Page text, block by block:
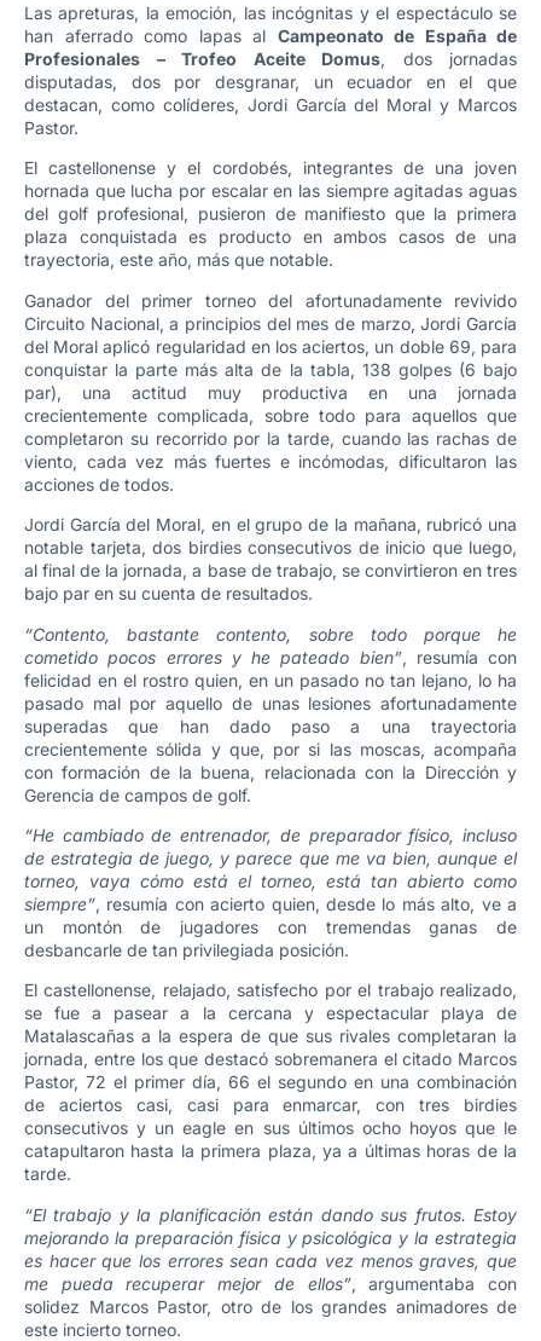
Las apreturas, la emoción, las incógnitas y el espectáculo se
han aferrado como lapas al Campeonato de España de
Profesionales – Trofeo Aceite Domus, dos jornadas
disputadas, dos por desgranar, un ecuador en el que
destacan, como colíderes, Jordi García del Moral y Marcos
Pastor.
El castellonense y el cordobés, integrantes de una joven
hornada que lucha por escalar en las siempre agitadas aguas
del golf profesional, pusieron de manifiesto que la primera
plaza conquistada es producto en ambos casos de una
trayectoria, este año, más que notable.
Ganador del primer torneo del afortunadamente revivido
Circuito Nacional, a principios del mes de marzo, Jordi García
del Moral aplicó regularidad en los aciertos, un doble 69, para
conquistar la parte más alta de la tabla, 138 golpes (6 bajo
par), una actitud muy productiva en una jornada
crecientemente complicada, sobre todo para aquellos que
completaron su recorrido por la tarde, cuando las rachas de
viento, cada vez más fuertes e incómodas, dificultaron las
acciones de todos.
Jordi García del Moral, en el grupo de la mañana, rubricó una
notable tarjeta, dos birdies consecutivos de inicio que luego,
al final de la jornada, a base de trabajo, se convirtieron en tres
bajo par en su cuenta de resultados.
“Contento, bastante contento, sobre todo porque he
cometido pocos errores y he pateado bien”, resumía con
felicidad en el rostro quien, en un pasado no tan lejano, lo ha
pasado mal por aquello de unas lesiones afortunadamente
superadas que han dado paso a una trayectoria
crecientemente sólida y que, por si las moscas, acompaña
con formación de la buena, relacionada con la Dirección y
Gerencia de campos de golf.
“He cambiado de entrenador, de preparador físico, incluso
de estrategia de juego, y parece que me va bien, aunque el
torneo, vaya cómo está el torneo, está tan abierto como
siempre”, resumía con acierto quien, desde lo más alto, ve a
un montón de jugadores con tremendas ganas de
desbancarle de tan privilegiada posición.
El castellonense, relajado, satisfecho por el trabajo realizado,
se fue a pasear a la cercana y espectacular playa de
Matalascañas a la espera de que sus rivales completaran la
jornada, entre los que destacó sobremanera el citado Marcos
Pastor, 72 el primer día, 66 el segundo en una combinación
de aciertos casi, casi para enmarcar, con tres birdies
consecutivos y un eagle en sus últimos ocho hoyos que le
catapultaron hasta la primera plaza, ya a últimas horas de la
tarde.
“El trabajo y la planificación están dando sus frutos. Estoy
mejorando la preparación física y psicológica y la estrategia
es hacer que los errores sean cada vez menos graves, que
me pueda recuperar mejor de ellos”, argumentaba con
solidez Marcos Pastor, otro de los grandes animadores de
este incierto torneo.